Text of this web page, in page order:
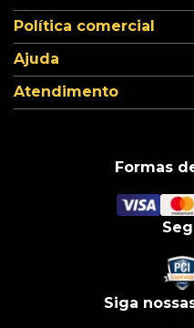
Política comercial
Ajuda
Atendimento
Formas
Siga